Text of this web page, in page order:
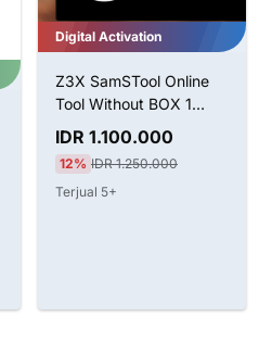
Digital Activation
Z3X SamSTool Online
Tool Without BOX 1
Tahun Aktivasi
IDR 1.100.000
12% IDR 1.250.000
Terjual 5+